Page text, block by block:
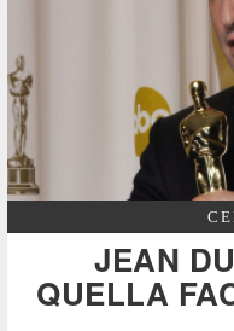
JEAN
QUELLA